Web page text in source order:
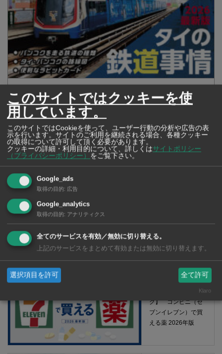
【タイ・バンコク】 マルシェトンロー内の「TOPS」で買える薬
2026年版
ク】 コンビニ（セ
ブンイレブン）で買
える薬 2026年版
このサイトではクッキーを使
用しています。
このサイトではCookieを使って、ユーザー行動の分析や広告の表
示を行います。サイトのご利用を継続される場合、各種クッキー
の取得について許可して頂く必要があります。
クッキーの詳細・利用目的について、詳しくはサイトポリシー
（プライバシーポリシー）
をご覧下さい。
Google_ads
取得の目的: 広告
Google_analytics
取得の目的: アナリティクス
全てのサービスを有効／無効に切り替える。
上記のサービスをまとめて有効または無効に切り替えます。
選択項目を許可 全て許可
Klaro